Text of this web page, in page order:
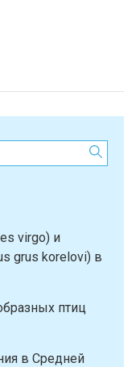
virgo) и
grus korelovi) в
птиц
в Средней